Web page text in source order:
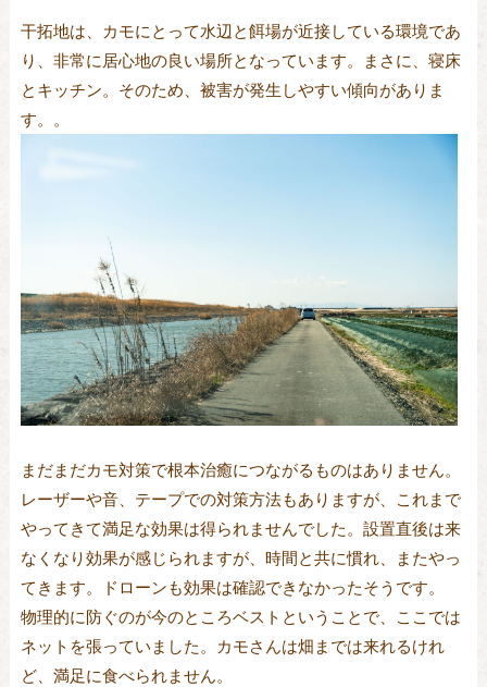
干拓地は、カモにとって水辺と餌場が近接している環境であ
り、非常に居心地の良い場所となっています。まさに、寝床
とキッチン。そのため、被害が発生しやすい傾向がありま
す。。
まだまだカモ対策で根本治癒につながるものはありません。
レーザーや音、テープでの対策方法もありますが、これまで
やってきて満足な効果は得られませんでした。設置直後は来
なくなり効果が感じられますが、時間と共に慣れ、またやっ
てきます。ドローンも効果は確認できなかったそうです。
物理的に防ぐのが今のところベストということで、ここでは
ネットを張っていました。カモさんは畑までは来れるけれ
ど、満足に食べられません。